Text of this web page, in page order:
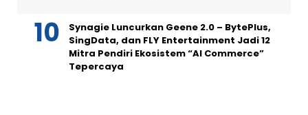
Synagie Luncurkan Geene 2.0 – BytePlus,
SingData, dan FLY Entertainment Jadi 12
Mitra Pendiri Ekosistem “AI Commerce”
Tepercaya